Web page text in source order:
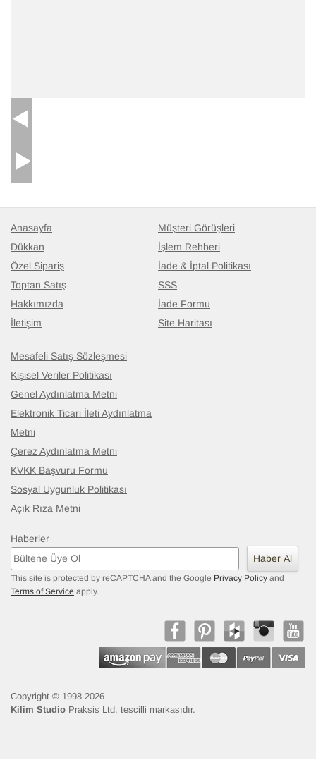
Bej, Kahverengi Fas Stili El Dokuma Tülü
Anasayfa
Dükkan
Özel Sipariş
Toptan Satış
Hakkımızda
İletişim
Müşteri Görüşleri
İşlem Rehberi
İade & İptal Politikası
SSS
İade Formu
Site Haritası
Mesafeli Satış Sözleşmesi
Kişisel Veriler Politikası
Genel Aydınlatma Metni
Elektronik Ticari İleti Aydınlatma
Metni
Çerez Aydınlatma Metni
KVKK Başvuru Formu
Sosyal Uygunluk Politikası
Açık Rıza Metni
Haberler
Haber Al
This site is protected by reCAPTCHA and the Google Privacy Policy and
Terms of Service apply.
Copyright © 1998-2026
Kilim Studio Praksis Ltd. tescilli markasıdır.